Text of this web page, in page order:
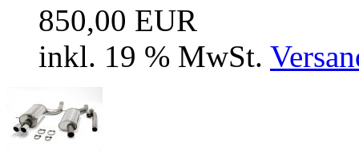
850,00 EUR
inkl. 19 % MwSt.